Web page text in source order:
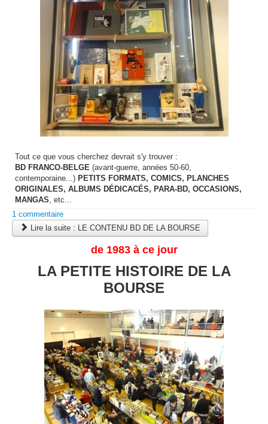
Tout ce que vous cherchez devrait s'y trouver :
BD FRANCO-BELGE (avant-guerre, années 50-60,
contemporaine...) PETITS FORMATS, COMICS, PLANCHES
ORIGINALES, ALBUMS DÉDICACÉS, PARA-BD, OCCASIONS,
MANGAS , etc...
1 commentaire
Lire la suite : LE CONTENU BD DE LA BOURSE
de 1983 à ce jour
LA PETITE HISTOIRE DE LA
BOURSE